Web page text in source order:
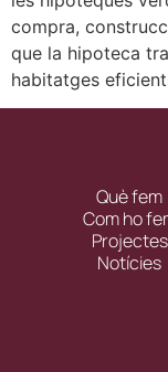
compra,
que la hipoteca
habitatges
Què fem
Com ho
Projectes
Notícies